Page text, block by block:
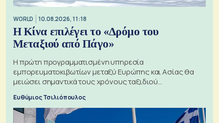
WORLD 10.08.2026, 11:18
Η Κίνα επιλέγει το «Δρόμο του
Μεταξιού από Πάγο»
Η πρώτη προγραμματισμένη υπηρεσία
εμπορευματοκιβωτίων μεταξύ Ευρώπης και Ασίας θα
μειώσει σημαντικά τους χρόνους ταξιδιού
χρησιμοποιώντας την Αρκτική ως πλωτή οδό
Ευθύμιος Τσιλιόπουλος